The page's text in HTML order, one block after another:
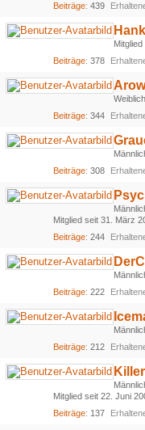
Beiträge 439
Hank
Beiträge 378
Weiblich
Beiträge 344
Beiträge 308
Mitglied seit 31. März
Beiträge 244
Beiträge 222
Beiträge 212
Mitglied seit 22. Juni
Beiträge 137